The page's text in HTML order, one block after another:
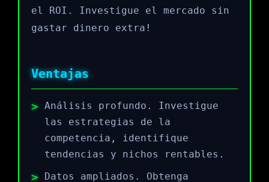
el ROI. Investigue el mercado sin
gastar dinero extra!
Ventajas
Análisis profundo. Investigue
las estrategias de la
competencia, identifique
tendencias y nichos rentables.
Datos ampliados. Obtenga